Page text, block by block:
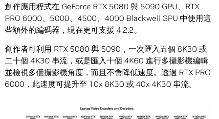
創作應用程式在 GeForce RTX 5080 與 5090 GPU、RTX
PRO 6000、5000、4500、4000 Blackwell GPU 中使用這
些額外的編碼器，現在更可支援 4:2:2。
創作者可利用 RTX 5080 與 5090，一次匯入五個 8K30 或
二十個 4K30 串流，或是匯入十個 4K60 進行多攝影機編輯
並檢視多個攝影機角度，而且不會降低速度。透過 RTX PRO
6000，此速度可提升至 10x 8K30 或 40x 4K30 串流。